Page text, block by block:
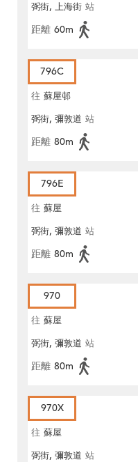
弼街, 上海街 站
距離 60m
796C
往 蘇屋邨
弼街, 彌敦道 站
距離 80m
796E
往 蘇屋
弼街, 彌敦道 站
距離 80m
970
往 蘇屋
弼街, 彌敦道 站
距離 80m
970X
往 蘇屋
弼街, 彌敦道 站